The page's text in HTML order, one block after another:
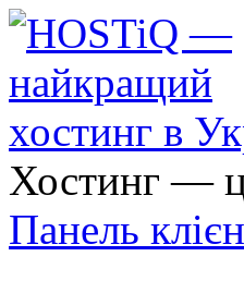
Хостинг —
Панель